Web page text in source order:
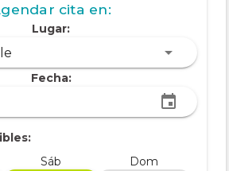
cita en:
Lugar:
Fecha:
Sáb Dom